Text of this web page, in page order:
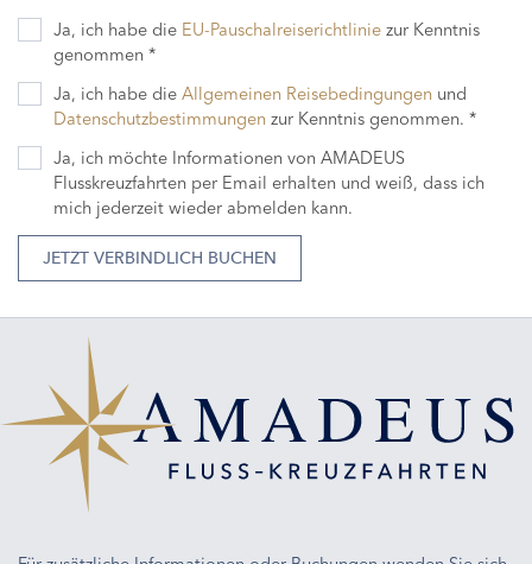
Ja, ich habe die EU-Pauschalreiserichtlinie zur Kenntnis
genommen *
Ja, ich habe die Allgemeinen Reisebedingungen und
Datenschutzbestimmungen zur Kenntnis genommen. *
Ja, ich möchte Informationen von AMADEUS
Flusskreuzfahrten per Email erhalten und weiß, dass ich
mich jederzeit wieder abmelden kann.
JETZT VERBINDLICH BUCHEN